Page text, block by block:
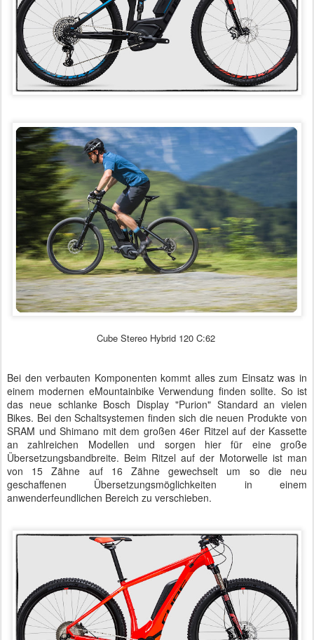
Cube Stereo Hybrid 120 C:62
Bei den verbauten Komponenten kommt alles zum Einsatz was in
einem modernen eMountainbike Verwendung finden sollte. So ist
das neue schlanke Bosch Display "Purion" Standard an vielen
Bikes. Bei den Schaltsystemen finden sich die neuen Produkte von
SRAM und Shimano mit dem großen 46er Ritzel auf der Kassette
an zahlreichen Modellen und sorgen hier für eine große
Übersetzungsbandbreite. Beim Ritzel auf der Motorwelle ist man
von 15 Zähne auf 16 Zähne gewechselt um so die neu
geschaffenen Übersetzungsmöglichkeiten in einem
anwenderfeundlichen Bereich zu verschieben.